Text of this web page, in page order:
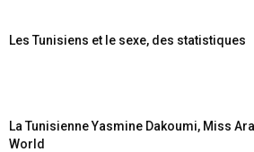
Les Tunisiens et le sexe, des statistiques
La Tunisienne Yasmine Dakoumi, Miss
World